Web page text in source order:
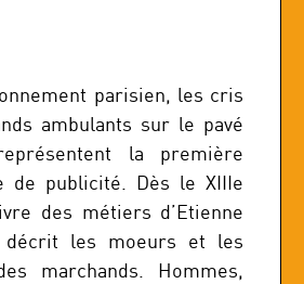
parisien, les cris
ambulants sur le pavé
la première
de publicité. Dès le XIIIe
des métiers d’Etienne
décrit les moeurs et les
marchands. Hommes,